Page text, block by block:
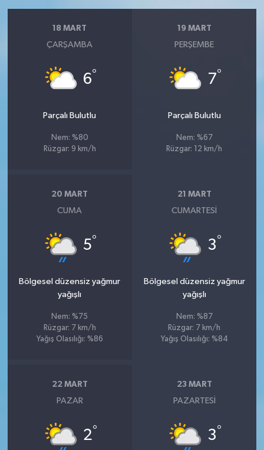
18 MART
ÇARŞAMBA
6°
Parçalı Bulutlu
Nem: %80
Rüzgar: 9 km/h
19 MART
PERŞEMBE
7°
Parçalı Bulutlu
Nem: %67
Rüzgar: 12 km/h
20 MART
CUMA
5°
Bölgesel düzensiz yağmur
yağışlı
Nem: %75
Rüzgar: 7 km/h
Yağış Olasılığı: %86
21 MART
CUMARTESI
3°
Bölgesel düzensiz yağmur
yağışlı
Nem: %87
Rüzgar: 7 km/h
Yağış Olasılığı: %84
22 MART
PAZAR
2°
23 MART
PAZARTESI
3°